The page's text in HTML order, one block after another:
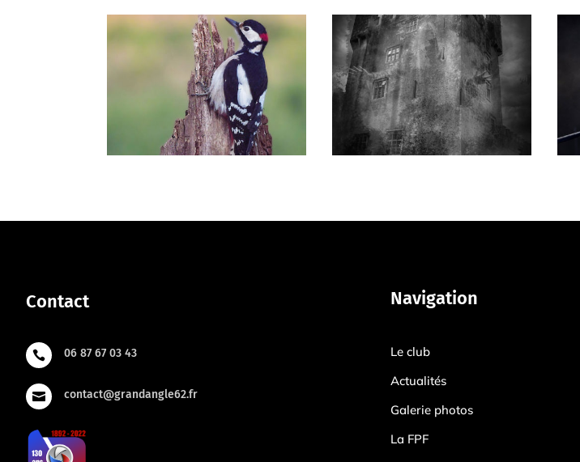
Contact
 06 87 67 03 43
 contact@grandangle62.fr
Navigation
Le club
Actualités
Galerie photos
La FPF